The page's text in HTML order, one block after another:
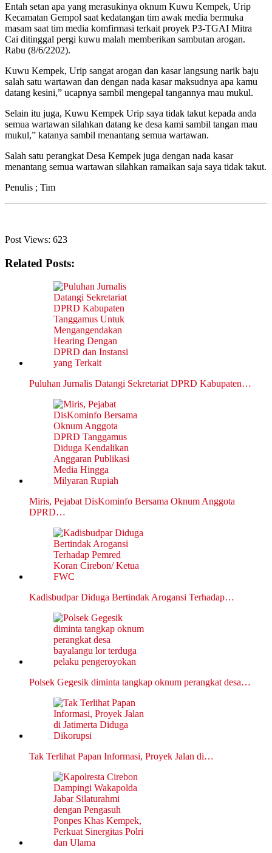
Entah setan apa yang merasukinya oknum Kuwu Kempek, Urip
Kecamatan Gempol saat kedatangan tim awak media bermuka
masam saat tim media komfirmasi terkait proyek P3-TGAI Mitra
Cai ditinggal pergi kuwu malah memberikan sambutan arogan.
Rabu (8/6/2202).
Kuwu Kempek, Urip sangat arogan dan kasar langsung narik baju
salah satu wartawan dan dengan nada kasar maksudnya apa kamu
datang kesini,” ucapnya sambil mengepal tangannya mau mukul.
Selain itu juga, Kuwu Kempek Urip saya tidak takut kepada anda
semua wartawan silahkan datang ke desa kami sambil tangan mau
mukul,” katanya sambil menantang semua wartawan.
Salah satu perangkat Desa Kempek juga dengan nada kasar
menantang semua wartawan silahkan ramaikan saja saya tidak takut.
Penulis ; Tim
Post Views: 623
Related Posts:
Puluhan Jurnalis Datangi Sekretariat DPRD Kabupaten…
Miris, Pejabat DisKominfo Bersama Oknum Anggota
DPRD…
Kadisbudpar Diduga Bertindak Arogansi Terhadap…
Polsek Gegesik diminta tangkap oknum perangkat desa…
Tak Terlihat Papan Informasi, Proyek Jalan di…